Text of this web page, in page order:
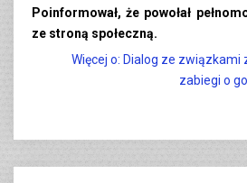
Poinformował, że powołał
ze stroną społeczną.
Więcej o: Dialog ze związkami
zabiegi o